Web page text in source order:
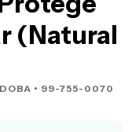
(Natural
• 99-755-0070